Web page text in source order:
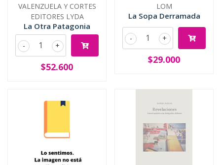
VALENZUELA Y CORTES
EDITORES LYDA
La Otra Patagonia
+
-
$52.600
LOM
La Sopa Derramada
+
-
$29.000